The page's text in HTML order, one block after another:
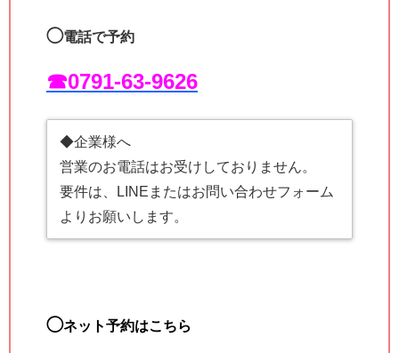
◯電話で予約
☎︎0791-63-9626
◆企業様へ
営業のお電話はお受けしておりません。
要件は、LINEまたはお問い合わせフォーム
よりお願いします。
◯ネット予約はこちら